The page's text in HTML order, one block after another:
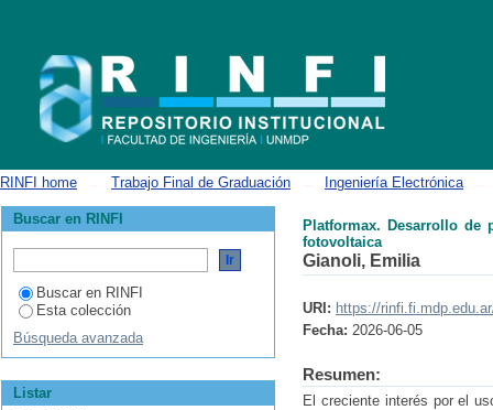
RINFI home Trabajo Final de Graduación Ingeniería Electrónica
Platformax. Desarrollo de
fotovoltaica
Gianoli, Emilia
URI: https://
Fecha: 2026-06-05
Resumen:
El creciente interés por el
Buscar en RINFI
Buscar en RINFI
Esta colección
Búsqueda avanzada
Listar